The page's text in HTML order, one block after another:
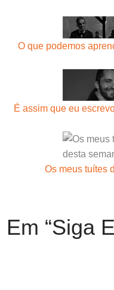
O que podemos
É assim que eu
Os meus tuítes
“Siga